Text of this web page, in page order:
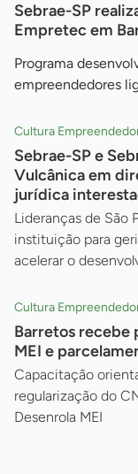
Sebrae-SP
Empretec em
Programa
empreendedores
Cultura
Sebrae-SP e
Vulcânica em
jurídica
Lideranças de São
instituição para
acelerar o
Cultura
Barretos recebe
MEI e
Capacitação
regularização do
Desenrola MEI